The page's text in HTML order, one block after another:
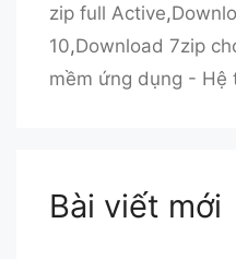
zip full Active,
10,Download 7zip
mềm ứng dụng - Hệ
Bài viết mới